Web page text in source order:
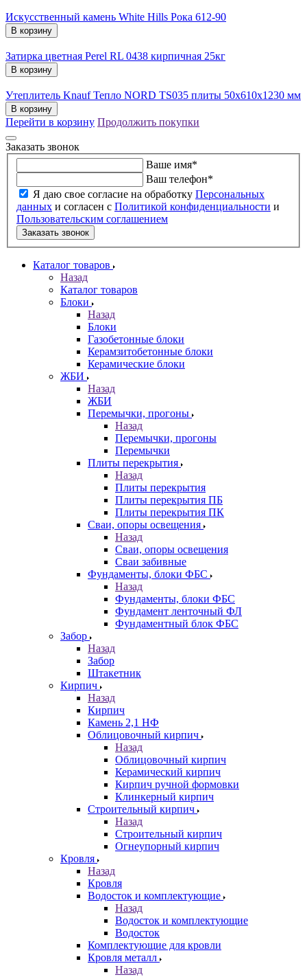
Искусственный камень White Hills Рока 612-90
В корзину
Затирка цветная Perel RL 0438 кирпичная 25кг
В корзину
Утеплитель Knauf Тепло NORD TS035 плиты 50х610х1230 мм
В корзину
Перейти в корзину Продолжить покупки
Заказать звонок
Ваше имя*
Ваш телефон*
Я даю свое согласие на обработку Персональных
данных и согласен с Политикой конфиденциальности и
Пользовательским соглашением
Заказать звонок
Каталог товаров
Назад
Каталог товаров
Блоки
Назад
Блоки
Газобетонные блоки
Керамзитобетонные блоки
Керамические блоки
ЖБИ
Назад
ЖБИ
Перемычки, прогоны
Назад
Перемычки, прогоны
Перемычки
Плиты перекрытия
Назад
Плиты перекрытия
Плиты перекрытия ПБ
Плиты перекрытия ПК
Сваи, опоры освещения
Назад
Сваи, опоры освещения
Сваи забивные
Фундаменты, блоки ФБС
Назад
Фундаменты, блоки ФБС
Фундамент ленточный ФЛ
Фундаментный блок ФБС
Забор
Назад
Забор
Штакетник
Кирпич
Назад
Кирпич
Камень 2,1 НФ
Облицовочный кирпич
Назад
Облицовочный кирпич
Керамический кирпич
Кирпич ручной формовки
Клинкерный кирпич
Строительный кирпич
Назад
Строительный кирпич
Огнеупорный кирпич
Кровля
Назад
Кровля
Водосток и комплектующие
Назад
Водосток и комплектующие
Водосток
Комплектующие для кровли
Кровля металл
Назад